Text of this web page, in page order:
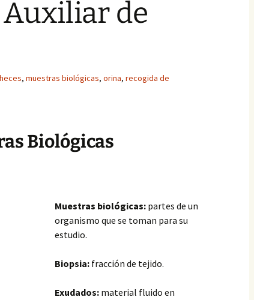
de
heces, muestras biológicas, orina, recogida de
Biológicas
Muestras biológicas: partes de un
organismo que se toman para su
estudio.
Biopsia: fracción de tejido.
Exudados: material fluido en